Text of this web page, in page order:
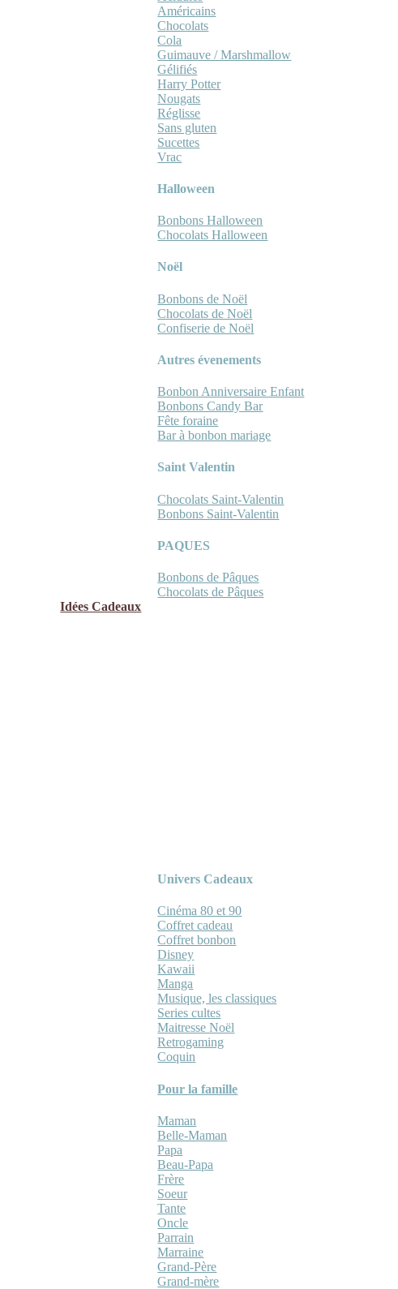
Américains
Chocolats
Cola
Guimauve / Marshmallow
Gélifiés
Harry Potter
Nougats
Réglisse
Sans gluten
Sucettes
Vrac
Halloween
Bonbons Halloween
Chocolats Halloween
Noël
Bonbons de Noël
Chocolats de Noël
Confiserie de Noël
Autres évenements
Bonbon Anniversaire Enfant
Bonbons Candy Bar
Fête foraine
Bar à bonbon mariage
Saint Valentin
Chocolats Saint-Valentin
Bonbons Saint-Valentin
PAQUES
Bonbons de Pâques
Chocolats de Pâques
Idées Cadeaux
Univers Cadeaux
Cinéma 80 et 90
Coffret cadeau
Coffret bonbon
Disney
Kawaii
Manga
Musique, les classiques
Series cultes
Maitresse Noël
Retrogaming
Coquin
Pour la famille
Maman
Belle-Maman
Papa
Beau-Papa
Frère
Soeur
Tante
Oncle
Parrain
Marraine
Grand-Père
Grand-mère